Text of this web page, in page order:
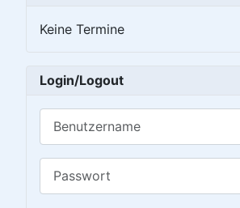
Keine Termine
Login/Logout